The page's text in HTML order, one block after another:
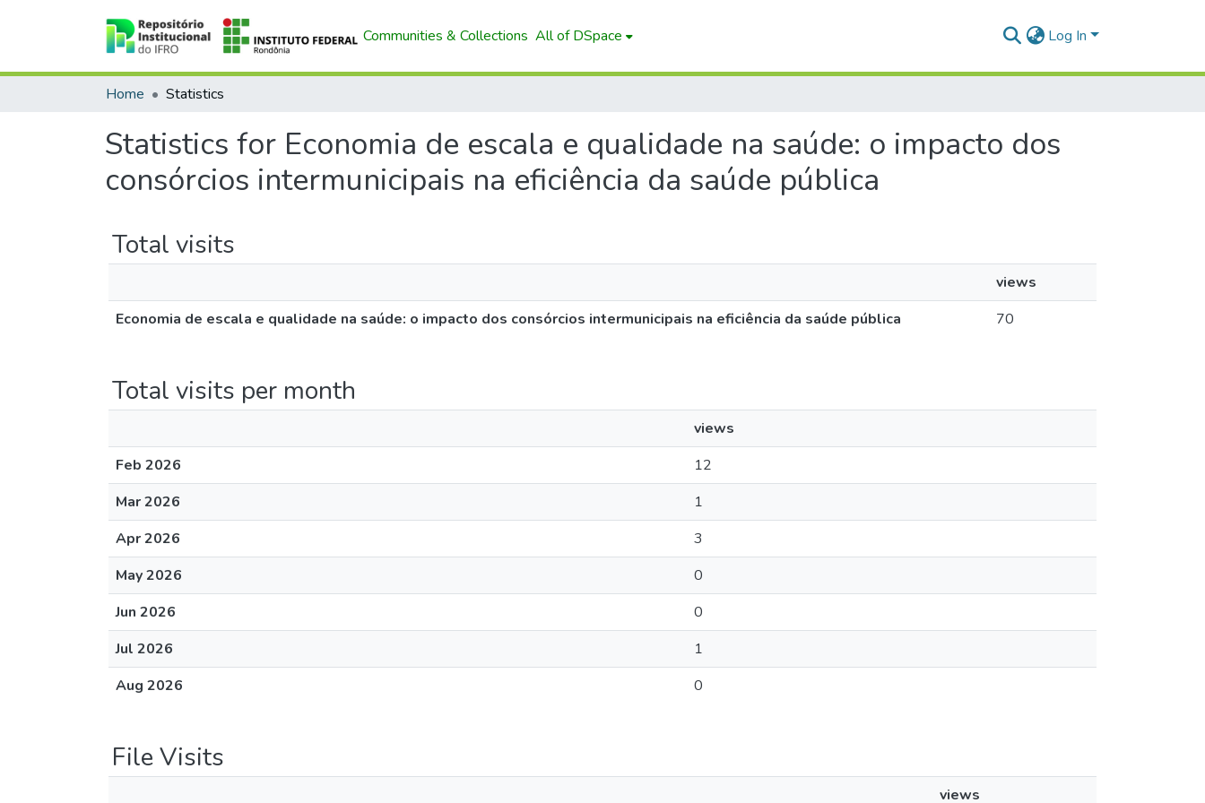
Communities & Collections All of DSpace Log In
Home Statistics
Statistics for Economia de escala e qualidade na saúde: o impacto dos
consórcios intermunicipais na eficiência da saúde pública
Total visits
views
Economia de escala e qualidade na saúde: o impacto dos consórcios intermunicipais na eficiência da saúde pública
70
Total visits per month
views
Feb 2026
12
Mar 2026
1
Apr 2026
3
May 2026
0
Jun 2026
0
Jul 2026
1
Aug 2026
0
File Visits
views